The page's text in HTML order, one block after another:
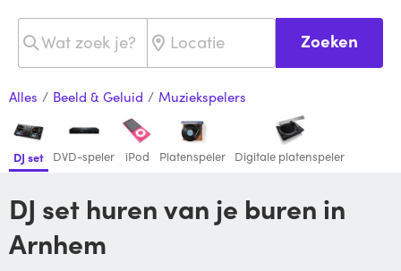
Zoeken
Alles / Beeld & Geluid / Muziekspelers
DJ set DVD-speler iPod Platenspeler Digitale platenspeler
DJ set huren van je buren in
Arnhem